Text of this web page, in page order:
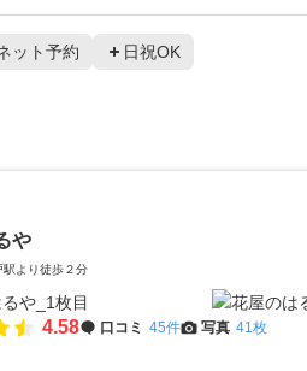
ット予約 日祝OK
や
より徒歩２分
4.58 口コミ 45件 写真 41枚